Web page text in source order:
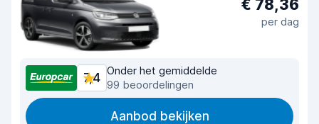
€ 78,36
per dag
7,4
Onder het gemiddelde
99 beoordelingen
Aanbod bekijken